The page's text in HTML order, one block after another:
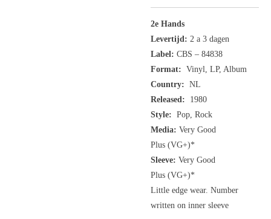
2e Hands
Levertijd: 2 a 3 dagen
Label: CBS ‎– 84838
Format: Vinyl, LP, Album
Country: NL
Released: 1980
Style: Pop, Rock
Media: Very Good
Plus (VG+)*
Sleeve: Very Good
Plus (VG+)*
Little edge wear. Number
written on inner sleeve